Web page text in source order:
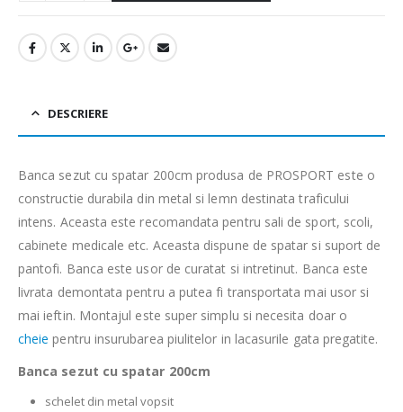
DESCRIERE
Banca sezut cu spatar 200cm produsa de PROSPORT este o
constructie durabila din metal si lemn destinata traficului
intens. Aceasta este recomandata pentru sali de sport, scoli,
cabinete medicale etc. Aceasta dispune de spatar si suport de
pantofi. Banca este usor de curatat si intretinut. Banca este
livrata demontata pentru a putea fi transportata mai usor si
mai ieftin. Montajul este super simplu si necesita doar o
cheie pentru insurubarea piulitelor in lacasurile gata pregatite.
Banca sezut cu spatar 200cm
schelet din metal vopsit